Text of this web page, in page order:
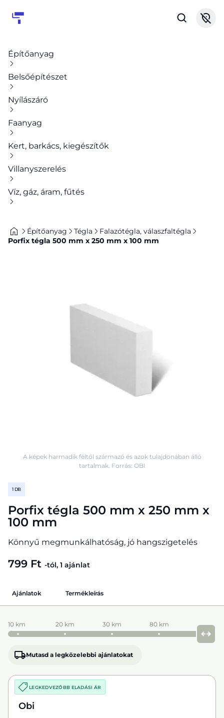
Építőanyag
Belsőépítészet
Nyílászáró
Faanyag
Kert, barkács, kiegészítők
Villanyszerelés
Víz, gáz, áram, fűtés
Építőanyag Tégla
Falazótégla, válaszfaltégla
Porfix tégla 500 mm x 250 mm x 100 mm
1 DB
Porfix tégla 500 mm x 250 mm x
100 mm
Könnyű megmunkálhatóság, jó hangszigetelés
799 Ft -tól, 1 ajánlat
A képek harmadik féltől származó és azok tulajdonában álló
tartalmak. Forrás: OBI
Ajánlatok Termékleírás
10 km 20 km 30 km 80 km
Mutasd a legközelebbi ajánlatokat
LEGKEDVEZŐBB ELADÁSI ÁR
Obi